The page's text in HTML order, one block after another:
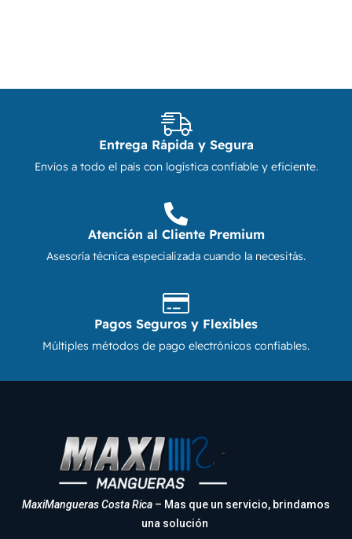
Entrega Rápida y Segura
Envíos a todo el país con logística confiable y eficiente.
Atención al Cliente Premium
Asesoría técnica especializada cuando la necesitás.
Pagos Seguros y Flexibles
Múltiples métodos de pago electrónicos confiables.
MaxiMangueras Costa Rica – Mas que un servicio, brindamos
una solución